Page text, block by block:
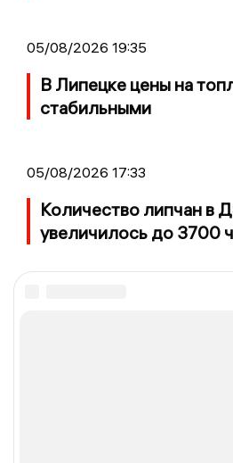
05/08/2026 19:35
В Липецке цены на
стабильными
05/08/2026 17:33
Количество липчан в
увеличилось до 3700